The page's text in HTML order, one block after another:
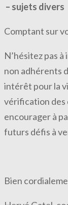
– sujets divers
Comptant sur
N’hésitez pas
non adhérents
intérêt pour la
vérification des
encourager à
futurs défis à
Bien